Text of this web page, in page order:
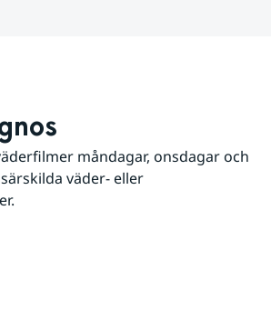
måndagar, onsdagar och
väder- eller